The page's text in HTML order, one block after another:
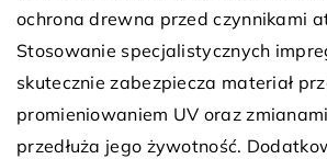
ochrona drewna przed czynnikami
Stosowanie specjalistycznych
skutecznie zabezpiecza materiał
promieniowaniem UV oraz
przedłuża jego żywotność.